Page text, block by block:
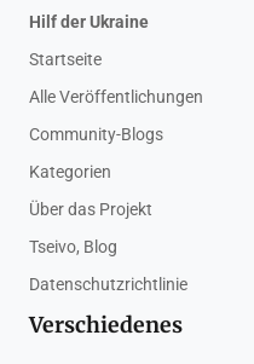
Hilf der Ukraine
Startseite
Alle Veröffentlichungen
Community-Blogs
Kategorien
Über das Projekt
Tseivo, Blog
Datenschutzrichtlinie
Verschiedenes